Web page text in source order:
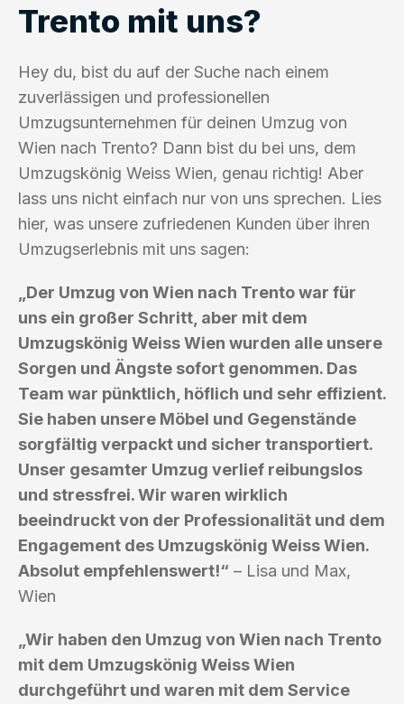
Trento mit uns?
Hey du, bist du auf der Suche nach einem
zuverlässigen und professionellen
Umzugsunternehmen für deinen Umzug von
Wien nach Trento? Dann bist du bei uns, dem
Umzugskönig Weiss Wien, genau richtig! Aber
lass uns nicht einfach nur von uns sprechen. Lies
hier, was unsere zufriedenen Kunden über ihren
Umzugserlebnis mit uns sagen:
„Der Umzug von Wien nach Trento war für
uns ein großer Schritt, aber mit dem
Umzugskönig Weiss Wien wurden alle unsere
Sorgen und Ängste sofort genommen. Das
Team war pünktlich, höflich und sehr effizient.
Sie haben unsere Möbel und Gegenstände
sorgfältig verpackt und sicher transportiert.
Unser gesamter Umzug verlief reibungslos
und stressfrei. Wir waren wirklich
beeindruckt von der Professionalität und dem
Engagement des Umzugskönig Weiss Wien.
Absolut empfehlenswert!“ – Lisa und Max,
Wien
„Wir haben den Umzug von Wien nach Trento
mit dem Umzugskönig Weiss Wien
durchgeführt und waren mit dem Service